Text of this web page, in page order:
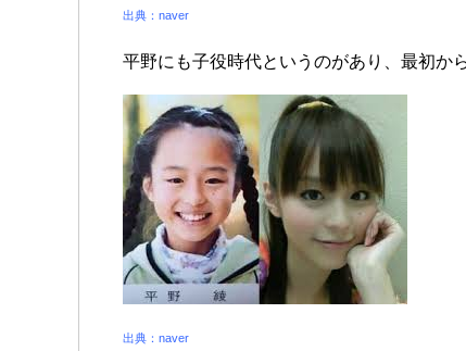
出典：naver
平野にも子役時代というのがあり、最初か
出典：naver